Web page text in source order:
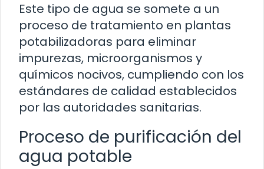
Este tipo de agua se somete a un
proceso de tratamiento en plantas
potabilizadoras para eliminar
impurezas, microorganismos y
químicos nocivos, cumpliendo con los
estándares de calidad establecidos
por las autoridades sanitarias.
Proceso de purificación del
agua potable